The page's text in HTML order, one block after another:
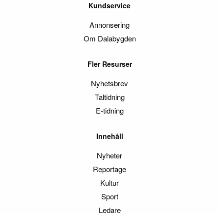
Kundservice
Annonsering
Om Dalabygden
Fler Resurser
Nyhetsbrev
Taltidning
E-tidning
Innehåll
Nyheter
Reportage
Kultur
Sport
Ledare